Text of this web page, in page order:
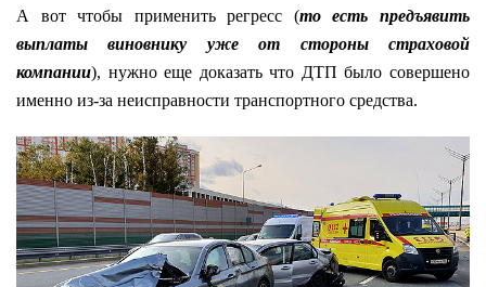
А вот чтобы применить регресс (то есть предъявить
выплаты виновнику уже от стороны страховой
компании), нужно еще доказать что ДТП было совершено
именно из-за неисправности транспортного средства.